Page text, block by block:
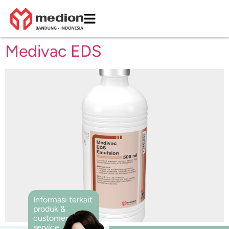
Medivac EDS
Informasi terkait
produk &
customer